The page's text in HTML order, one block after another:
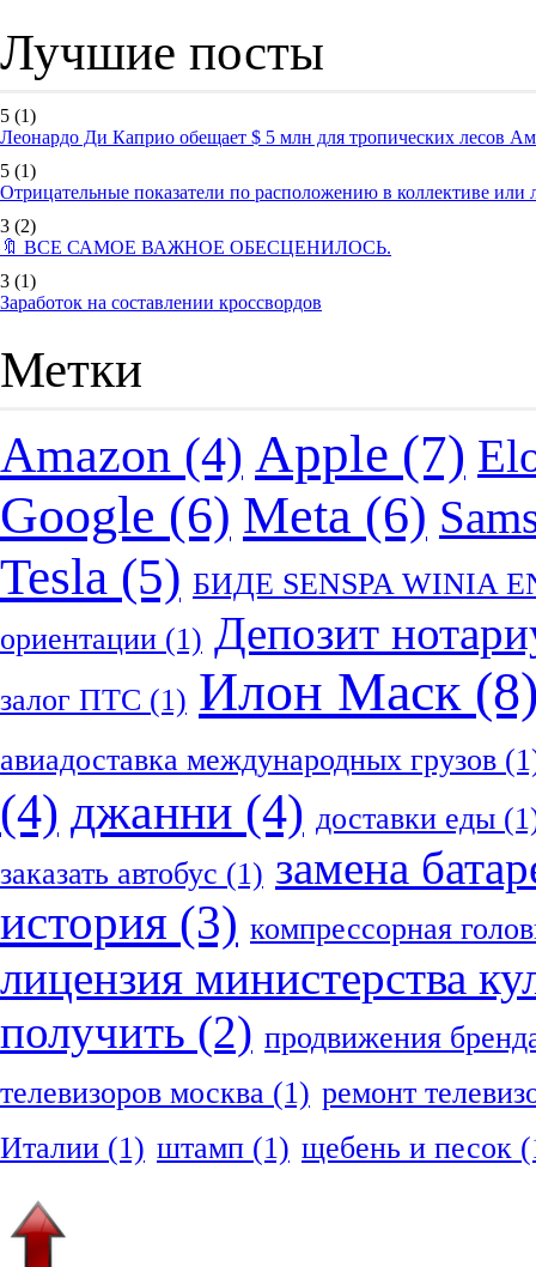
Лучшие посты
5 (1)
Леонардо Ди Каприо обещает $ 5 млн для тропических лесов
5 (1)
Отрицательные показатели по расположению в коллективе
3 (2)
🔖 ВСЕ САМОЕ ВАЖНОЕ ОБЕСЦЕНИЛОСЬ.
3 (1)
Заработок на составлении кроссвордов
Метки
Amazon (4) Apple (7)
Google (6) Meta (6)
Tesla (5) БИДЕ SENSPA WINIA
ориентации (1) Депозит
залог ПТС (1) Илон Маск
авиадоставка международных грузов
(4) джанни (4) доставки еды
заказать автобус (1) замена
история (3) компрессорная
лицензия министерства
получить (2) продвижения
телевизоров москва (1) ремонт
Италии (1) штамп (1) щебень и песок